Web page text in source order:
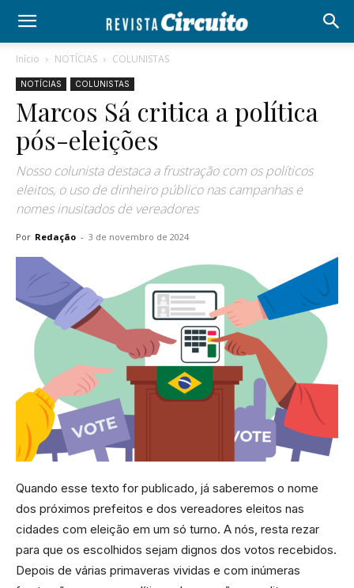
Início NOTÍCIAS COLUNISTAS
NOTÍCIAS COLUNISTAS
Marcos Sá critica a política
pós-eleições
Nosso colunista destaca a frustração com os políticos
eleitos, o uso de dinheiro público nas campanhas e
nomes inusitados de vereadores
Por Redação - 3 de novembro de 2024
Quando esse texto for publicado, já saberemos o nome
dos próximos prefeitos e dos vereadores eleitos nas
cidades com eleição em um só turno. A nós, resta rezar
para que os escolhidos sejam dignos dos votos recebidos.
Depois de várias primaveras vividas e com inúmeras